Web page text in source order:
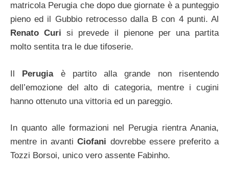
matricola Perugia che dopo due giornate è a punteggio
pieno ed il Gubbio retrocesso dalla B con 4 punti. Al
Renato Curi si prevede il pienone per una partita
molto sentita tra le due tifoserie.
Il Perugiaè partito alla grande non risentendo
dell’emozione del alto di categoria, mentre i cugini
hanno ottenuto una vittoria ed un pareggio.
In quanto alle formazioni nel Perugia rientra Anania,
mentre in avantiCiofani dovrebbe essere preferito a
Tozzi Borsoi, unico vero assente Fabinho.